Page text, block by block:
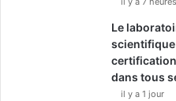
Le
certification
dans tous
il y a 1 jour